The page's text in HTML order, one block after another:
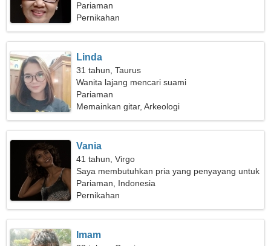
Pariaman
Pernikahan
Linda
31 tahun, Taurus
Wanita lajang mencari suami
Pariaman
Memainkan gitar, Arkeologi
Vania
41 tahun, Virgo
Saya membutuhkan pria yang penyayang untuk
bepergian bersama
Pariaman, Indonesia
Pernikahan
Imam